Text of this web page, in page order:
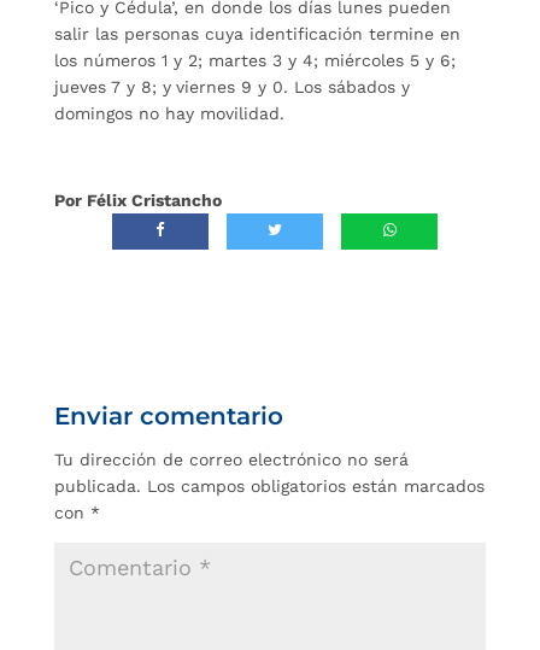
‘Pico y Cédula’, en donde los días lunes pueden
salir las personas cuya identificación termine en
los números 1 y 2; martes 3 y 4; miércoles 5 y 6;
jueves 7 y 8; y viernes 9 y 0. Los sábados y
domingos no hay movilidad.
Por Félix Cristancho
Enviar comentario
Tu dirección de correo electrónico no será
publicada. Los campos obligatorios están marcados
con *